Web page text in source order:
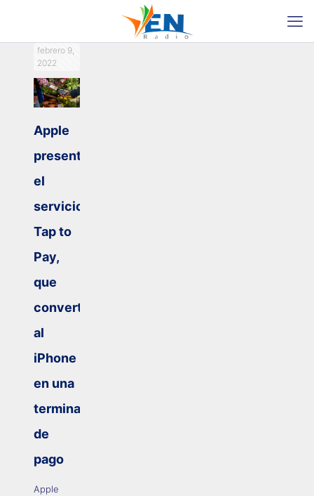
febrero 9,
2022
Apple
presenta
el
servicio
Tap to
Pay,
que
convertirá
al
iPhone
en una
terminal
de
pago
Apple